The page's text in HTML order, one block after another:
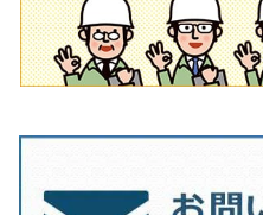
230mm（9インチ）
205mm（8インチ）
230mm（9インチ）
180ｍｍ（7インチ）
205mm（8インチ）